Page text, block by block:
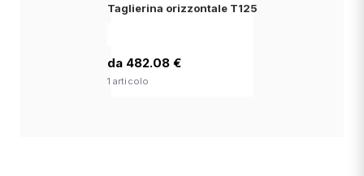
Taglierina orizzontale T125
da 482.08 €
1 articolo